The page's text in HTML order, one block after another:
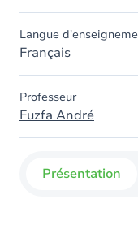
Langue
Français
Professeur
Fuzfa André
Présentation